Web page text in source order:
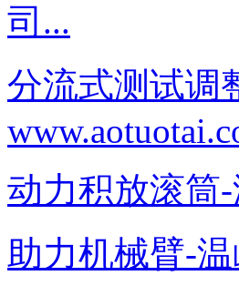
司...
分流式测试调
动力积放滚筒
助力机械臂-温